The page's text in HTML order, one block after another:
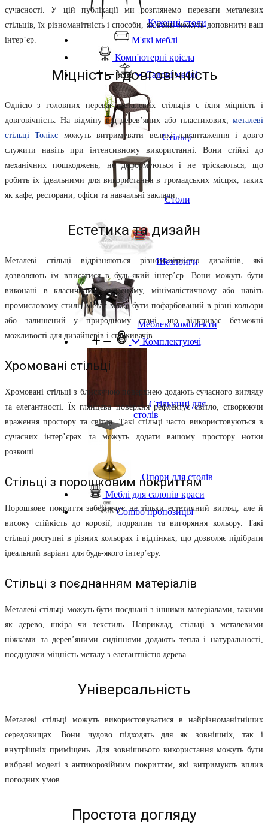
Кухонні столи
М'які меблі
Комп'ютерні крісла
Садові меблі
Стільці
Столи
Шезлонги
Меблеві комплекти
Комплектуючі
Стільниці для
столів
Опори для столів
Меблі для салонів краси
Combo пропозиція
сучасності. У цій публікації ми розглянемо переваги металевих
стільців, їх різноманітність і способи, як вони можуть доповнити ваш
інтер’єр.
Міцність і довговічність
Однією з головних переваг металевих стільців є їхня міцність і
довговічність. На відміну від дерев’яних або пластикових, металеві
стільці Толікс можуть витримувати великі навантаження і довго
служити навіть при інтенсивному використанні. Вони стійкі до
механічних пошкоджень, не деформуються і не тріскаються, що
робить їх ідеальними для використання в громадських місцях, таких
як кафе, ресторани, офіси та навчальні заклади.
Естетика та дизайн
Металеві стільці відрізняються різноманітністю дизайнів, які
дозволяють їм вписатися в будь-який інтер’єр. Вони можуть бути
виконані в класичному, сучасному, мінімалістичному або навіть
промисловому стилі. Метал може бути пофарбований в різні кольори
або залишений у природному стані, що відкриває безмежні
можливості для дизайнерів і споживачів.
Хромовані стільці
Хромовані стільці з блискучою поверхнею додають сучасного вигляду
та елегантності. Їх глянцева поверхня рефлектує світло, створюючи
враження простору та світла. Такі стільці часто використовуються в
сучасних інтер’єрах та можуть додати вашому простору нотки
розкоші.
Стільці з порошковим покриттям
Порошкове покриття забезпечує не тільки естетичний вигляд, але й
високу стійкість до корозії, подряпин та вигоряння кольору. Такі
стільці доступні в різних кольорах і відтінках, що дозволяє підібрати
ідеальний варіант для будь-якого інтер’єру.
Стільці з поєднанням матеріалів
Металеві стільці можуть бути поєднані з іншими матеріалами, такими
як дерево, шкіра чи текстиль. Наприклад, стільці з металевими
ніжками та дерев’яними сидіннями додають тепла і натуральності,
поєднуючи міцність металу з елегантністю дерева.
Універсальність
Металеві стільці можуть використовуватися в найрізноманітніших
середовищах. Вони чудово підходять для як зовнішніх, так і
внутрішніх приміщень. Для зовнішнього використання можуть бути
вибрані моделі з антикорозійним покриттям, які витримують вплив
погодних умов.
Простота догляду